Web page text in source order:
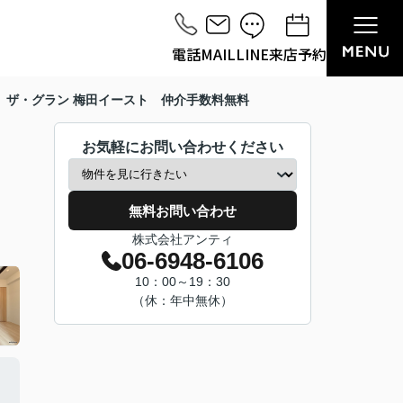
電話MAILLINE来店予約
・グラン 梅田イースト 仲介手数料無料
お気軽にお問い合わせください
無料お問い合わせ
株式会社アンティ
06-6948-6106
10：00～19：30
（休：年中無休）